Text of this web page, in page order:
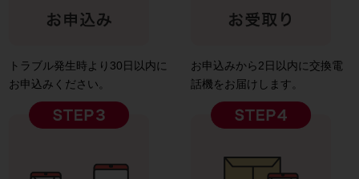
トラブル発生時より30日以内に
お申込みください。
お申込みから2日以内に交換電
話機をお届けします。